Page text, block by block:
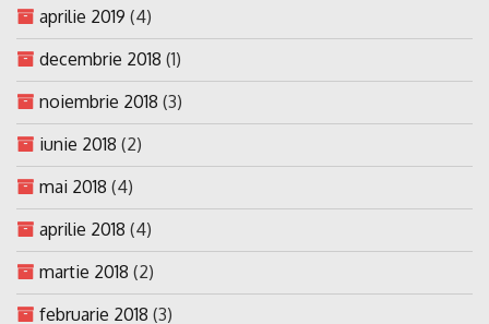
aprilie 2019 (4)
decembrie 2018 (1)
noiembrie 2018 (3)
iunie 2018 (2)
mai 2018 (4)
aprilie 2018 (4)
martie 2018 (2)
februarie 2018 (3)